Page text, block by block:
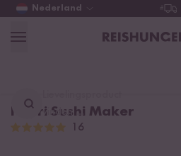
Nederland
vinden ...
Nigiri Sushi Maker
16